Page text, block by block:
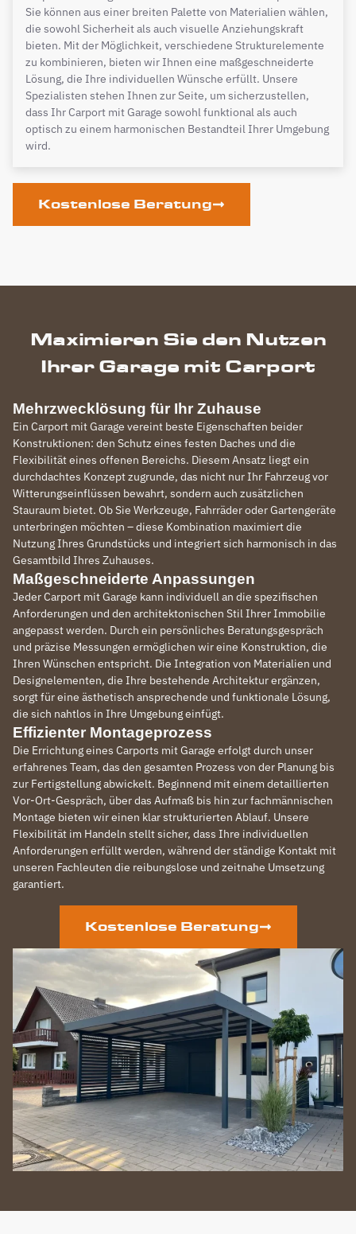
Sie können aus einer breiten Palette von Materialien wählen,
die sowohl Sicherheit als auch visuelle Anziehungskraft
bieten. Mit der Möglichkeit, verschiedene Strukturelemente
zu kombinieren, bieten wir Ihnen eine maßgeschneiderte
Lösung, die Ihre individuellen Wünsche erfüllt. Unsere
Spezialisten stehen Ihnen zur Seite, um sicherzustellen,
dass Ihr Carport mit Garage sowohl funktional als auch
optisch zu einem harmonischen Bestandteil Ihrer Umgebung
wird.
Kostenlose Beratung
Maximieren Sie den Nutzen
Ihrer Garage mit Carport
Mehrzwecklösung für Ihr Zuhause
Ein Carport mit Garage vereint beste Eigenschaften beider
Konstruktionen: den Schutz eines festen Daches und die
Flexibilität eines offenen Bereichs. Diesem Ansatz liegt ein
durchdachtes Konzept zugrunde, das nicht nur Ihr Fahrzeug vor
Witterungseinflüssen bewahrt, sondern auch zusätzlichen
Stauraum bietet. Ob Sie Werkzeuge, Fahrräder oder Gartengeräte
unterbringen möchten – diese Kombination maximiert die
Nutzung Ihres Grundstücks und integriert sich harmonisch in das
Gesamtbild Ihres Zuhauses.
Maßgeschneiderte Anpassungen
Jeder Carport mit Garage kann individuell an die spezifischen
Anforderungen und den architektonischen Stil Ihrer Immobilie
angepasst werden. Durch ein persönliches Beratungsgespräch
und präzise Messungen ermöglichen wir eine Konstruktion, die
Ihren Wünschen entspricht. Die Integration von Materialien und
Designelementen, die Ihre bestehende Architektur ergänzen,
sorgt für eine ästhetisch ansprechende und funktionale Lösung,
die sich nahtlos in Ihre Umgebung einfügt.
Effizienter Montageprozess
Die Errichtung eines Carports mit Garage erfolgt durch unser
erfahrenes Team, das den gesamten Prozess von der Planung bis
zur Fertigstellung abwickelt. Beginnend mit einem detaillierten
Vor-Ort-Gespräch, über das Aufmaß bis hin zur fachmännischen
Montage bieten wir einen klar strukturierten Ablauf. Unsere
Flexibilität im Handeln stellt sicher, dass Ihre individuellen
Anforderungen erfüllt werden, während der ständige Kontakt mit
unseren Fachleuten die reibungslose und zeitnahe Umsetzung
garantiert.
Kostenlose Beratung